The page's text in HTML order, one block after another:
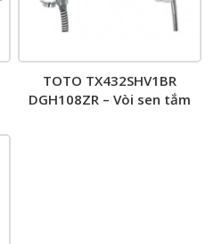
TOTO TX432SHV1BR
DGH108ZR – Vòi sen tắm